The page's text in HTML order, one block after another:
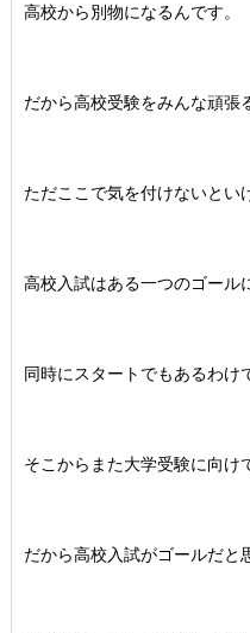
高校から別物になるんです。
だから高校受験をみんな頑張
ただここで気を付けないとい
高校入試はある一つのゴール
同時にスタートでもあるわけ
そこからまた大学受験に向け
だから高校入試がゴールだと